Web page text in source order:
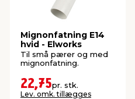
Mignonfatning E14
hvid - Elworks
Til små pærer og med
mignonfatning.
22,75pr. stk.
Lev. omk. tillægges